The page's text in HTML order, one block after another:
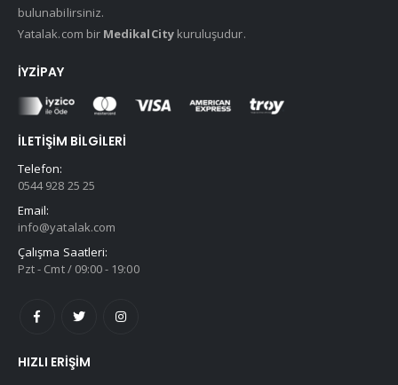
bulunabilirsiniz.
Yatalak.com bir MedikalCitykuruluşudur.
İYZIPAY
İLETIŞIM BILGILERI
Telefon:
0544 928 25 25
Email:
info@yatalak.com
Çalışma Saatleri:
Pzt - Cmt / 09:00 - 19:00
HIZLI ERIŞIM